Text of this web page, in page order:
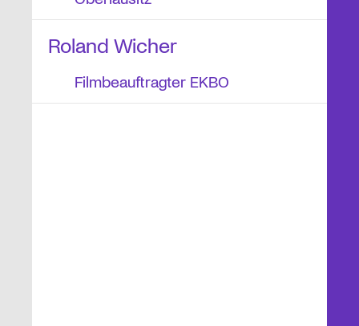
Roland Wicher
Filmbeauftragter EKBO